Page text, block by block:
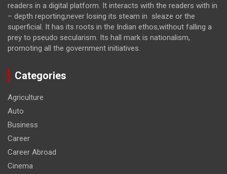
readers in a digital platform. It interacts with the readers with in
– depth reporting,never losing its steam in sleaze or the
superficial. It has its roots in the Indian ethos,without falling a
prey to pseudo secularism. Its hall mark is nationalism,
promoting all the government initiatives.
Categories
Agriculture
Auto
Business
Career
Career Abroad
Cinema